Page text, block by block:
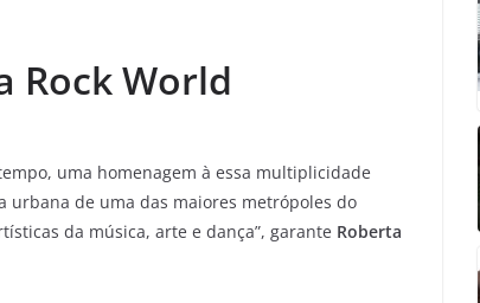
Rock World
uma homenagem à essa multiplicidade
urbana de uma das maiores metrópoles do
da música, arte e dança”, garante Roberta